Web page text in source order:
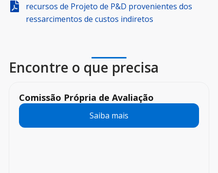
recursos de Projeto de P&D provenientes dos
ressarcimentos de custos indiretos
Encontre o que precisa
Comissão Própria de Avaliação
Saiba mais